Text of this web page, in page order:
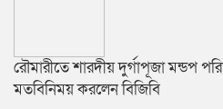
রৌমারীতে শারদীয় দুর্গাপূজা মন্ডপ
মতবিনিময় করলেন বিজিবি